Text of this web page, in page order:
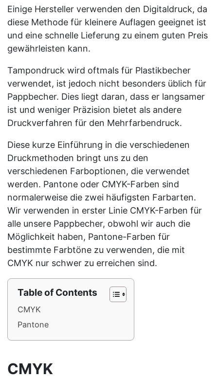
Einige Hersteller verwenden den Digitaldruck, da
diese Methode für kleinere Auflagen geeignet ist
und eine schnelle Lieferung zu einem guten Preis
gewährleisten kann.
Tampondruck wird oftmals für Plastikbecher
verwendet, ist jedoch nicht besonders üblich für
Pappbecher. Dies liegt daran, dass er langsamer
ist und weniger Präzision bietet als andere
Druckverfahren für den Mehrfarbendruck.
Diese kurze Einführung in die verschiedenen
Druckmethoden bringt uns zu den
verschiedenen Farboptionen, die verwendet
werden. Pantone oder CMYK-Farben sind
normalerweise die zwei häufigsten Farbarten.
Wir verwenden in erster Linie CMYK-Farben für
alle unsere Pappbecher, obwohl wir auch die
Möglichkeit haben, Pantone-Farben für
bestimmte Farbtöne zu verwenden, die mit
CMYK nur schwer zu erreichen sind.
Table of Contents
CMYK
Pantone
CMYK